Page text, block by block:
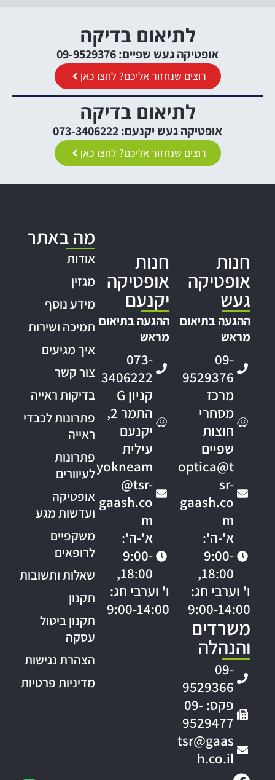
לתיאום בדיקה
אופטיקה געש שפיים: 09-9529376
רוצים שנחזור אליכם? לחצו כאן
לתיאום בדיקה
אופטיקה געש יקנעם: 073-3406222
רוצים שנחזור אליכם? לחצו כאן
חנות
אופטיקה
געש
ההגעה בתיאום
מראש
09-
9529376
מרכז
מסחרי
חוצות
שפיים
optica@t
sr-
gaash.co
m
א'-ה':
9:00-
18:00,
ו' וערבי חג:
9:00-14:00
משרדים
והנהלה
09-
9529366
פקס: 09-
9529477
tsr@gaas
h.co.il
חנות
אופטיקה
יקנעם
ההגעה בתיאום
מראש
073-
3406222
קניון G
התמר 2,
יקנעם
עילית
yokneam
@tsr-
gaash.co
m
א'-ה':
9:00-
18:00,
ו' וערבי חג:
9:00-14:00
מה באתר
אודות
מגזין
מידע נוסף
תמיכה ושירות
איך מגיעים
צור קשר
בדיקות ראייה
פתרונות לכבדי
ראייה
פתרונות
לעיוורים
אופטיקה
ועדשות מגע
משקפיים
לרופאים
שאלות ותשובות
תקנון
תקנון ביטול
עסקה
הצהרת נגישות
מדיניות פרטיות